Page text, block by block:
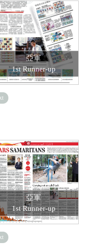
亞軍
1st Runner-up
亞軍
1st Runner-up